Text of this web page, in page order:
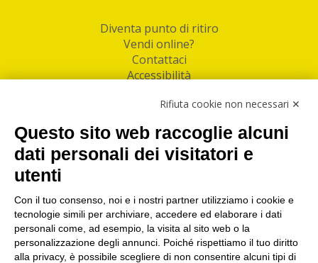
Diventa punto di ritiro
Vendi online?
Contattaci
Accessibilità
Facebook
Linkedin
I nostri punti di ritiro e spedizione pacchi nelle
maggiori città italiane
Torino|Milano|Roma|Bologna|Firenze| Genova
Napoli|Varese
Rifiuta cookie non necessari ✕
Questo sito web raccoglie alcuni
dati personali dei visitatori e
utenti
Con il tuo consenso, noi e i nostri partner utilizziamo i cookie e
tecnologie simili per archiviare, accedere ed elaborare i dati
personali come, ad esempio, la visita al sito web o la
personalizzazione degli annunci. Poiché rispettiamo il tuo diritto
alla privacy, è possibile scegliere di non consentire alcuni tipi di